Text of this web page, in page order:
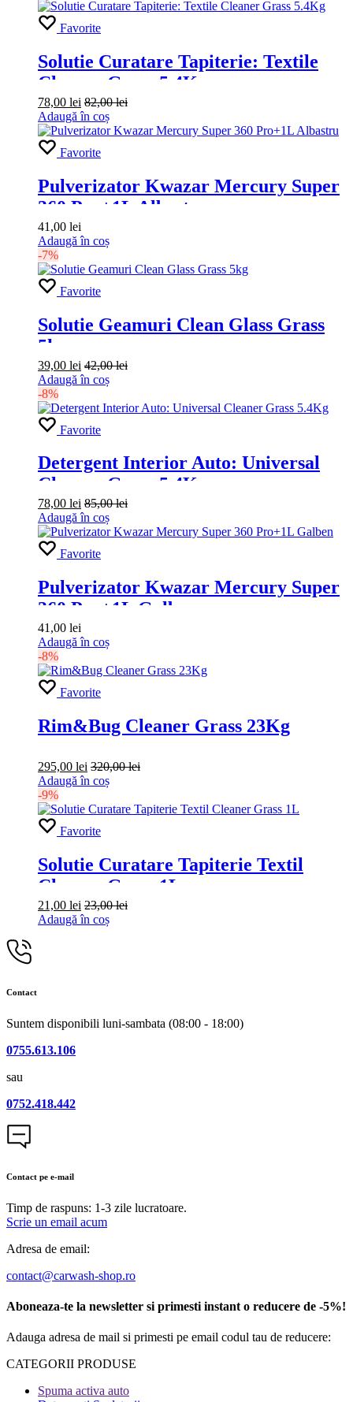
Favorite
Solutie Curatare Tapiterie: Textile
Cleaner Grass 5.4Kg
78,00 lei 82,00lei
Adaugă în coș
Favorite
Pulverizator Kwazar Mercury Super
360 Pro+1L Albastru
41,00 lei
Adaugă în coș
-7%
Favorite
Solutie Geamuri Clean Glass Grass
5kg
39,00 lei 42,00lei
Adaugă în coș
-8%
Favorite
Detergent Interior Auto: Universal
Cleaner Grass 5.4Kg
78,00 lei 85,00lei
Adaugă în coș
Favorite
Pulverizator Kwazar Mercury Super
360 Pro+1L Galben
41,00 lei
Adaugă în coș
-8%
Favorite
Rim&Bug Cleaner Grass 23Kg
295,00 lei 320,00lei
Adaugă în coș
-9%
Favorite
Solutie Curatare Tapiterie Textil
Cleaner Grass 1L
21,00 lei 23,00lei
Adaugă în coș
Contact
Suntem disponibili luni-sambata (08:00 - 18:00)
0755.613.106
sau
0752.418.442
Contact pe e-mail
Timp de raspuns: 1-3 zile lucratoare.
Scrie un email acum
Adresa de email:
contact@carwash-shop.ro
Aboneaza-te la newsletter si primesti instant o reducere de -5%!
Adauga adresa de mail si primesti pe email codul tau de reducere:
CATEGORII PRODUSE​
Spuma activa auto